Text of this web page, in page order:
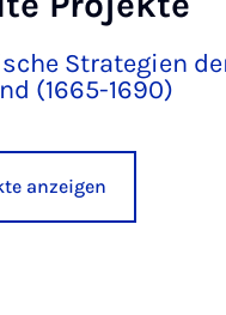
Strategien
(1665-1690)
anzeigen